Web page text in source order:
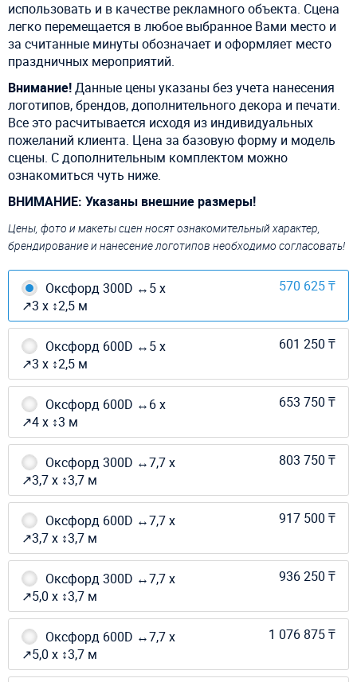
использовать и в качестве рекламного объекта. Сцена
легко перемещается в любое выбранное Вами место и
за считанные минуты обозначает и оформляет место
праздничных мероприятий.
Внимание!Данные цены указаны без учета нанесения
логотипов, брендов, дополнительного декора и печати.
Все это расчитывается исходя из индивидуальных
пожеланий клиента. Цена за базовую форму и модель
сцены. С дополнительным комплектом можно
ознакомиться чуть ниже.
ВНИМАНИЕ: Указаны внешние размеры!
Цены, фото и макеты сцен носят ознакомительный характер,
брендирование и нанесение логотипов необходимо согласовать!
Оксфорд 300D ↔5 х
↗3 х ↕2,5 м
570 625 ₸
Оксфорд 600D ↔5 х
↗3 х ↕2,5 м
601 250 ₸
Оксфорд 600D ↔6 х
↗4 х ↕3 м
653 750 ₸
Оксфорд 300D ↔7,7 х
↗3,7 х ↕3,7 м
803 750 ₸
Оксфорд 600D ↔7,7 х
↗3,7 х ↕3,7 м
917 500 ₸
Оксфорд 300D ↔7,7 х
↗5,0 х ↕3,7 м
936 250 ₸
Оксфорд 600D ↔7,7 х
↗5,0 х ↕3,7 м
1 076 875 ₸